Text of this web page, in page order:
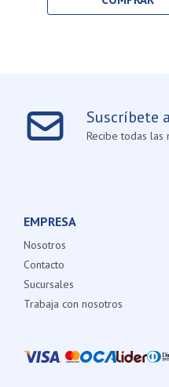
Suscríbete
Recibe todas las
EMPRESA
Nosotros
Contacto
Sucursales
Trabaja con nosotros